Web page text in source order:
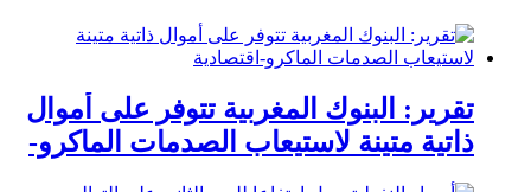
تقرير: البنوك المغربية تتوفر على أموال
ذاتية متينة لاستيعاب الصدمات الماكرو-
اقتصادية